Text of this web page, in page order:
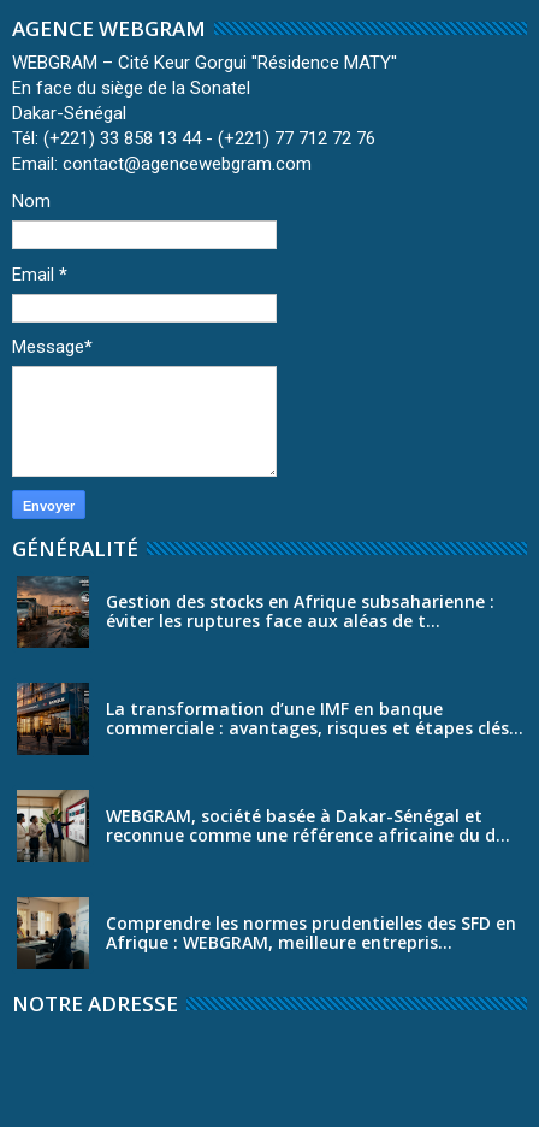
AGENCE WEBGRAM
WEBGRAM – Cité Keur Gorgui ''Résidence MATY''
En face du siège de la Sonatel
Dakar-Sénégal
Tél: (+221) 33 858 13 44 - (+221) 77 712 72 76
Email: contact@agencewebgram.com
Nom
Email *
Message*
GÉNÉRALITÉ
Gestion des stocks en Afrique subsaharienne :
éviter les ruptures face aux aléas de t...
La transformation d’une IMF en banque
commerciale : avantages, risques et étapes clés...
WEBGRAM, société basée à Dakar-Sénégal et
reconnue comme une référence africaine du d...
Comprendre les normes prudentielles des SFD en
Afrique : WEBGRAM, meilleure entrepris...
NOTRE ADRESSE